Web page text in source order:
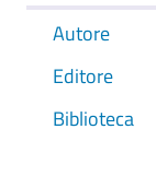
Autore
Editore
Biblioteca